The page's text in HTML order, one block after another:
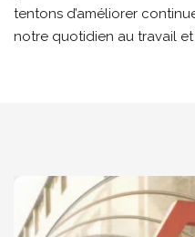
tentons d’améliorer
notre quotidien au travail